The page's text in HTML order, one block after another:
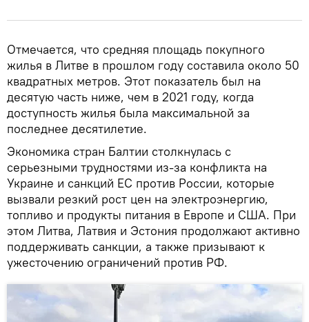
Отмечается, что средняя площадь покупного
жилья в Литве в прошлом году составила около 50
квадратных метров. Этот показатель был на
десятую часть ниже, чем в 2021 году, когда
доступность жилья была максимальной за
последнее десятилетие.
Экономика стран Балтии столкнулась с
серьезными трудностями из-за конфликта на
Украине и санкций ЕС против России, которые
вызвали резкий рост цен на электроэнергию,
топливо и продукты питания в Европе и США. При
этом Литва, Латвия и Эстония продолжают активно
поддерживать санкции, а также призывают к
ужесточению ограничений против РФ.